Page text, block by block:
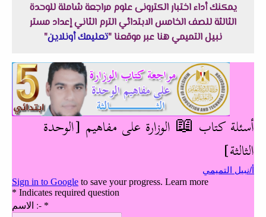
يمكنك أداء اختبار الكترونى علوم مراجعة شاملة للوحدة
الثالثة للصف الخامس الابتدائي الترم الثاني إعداد مستر
نبيل التميمي هنا عبر موقعنا "تعليمك أونلاين"